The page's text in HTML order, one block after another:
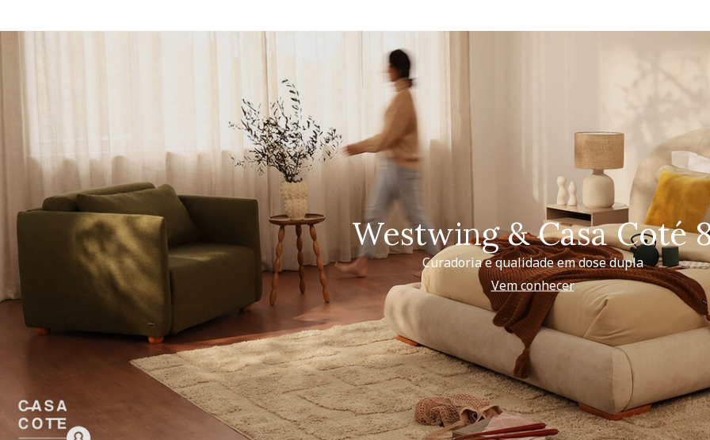
Westwing & Casa Coté
Curadoria e qualidade em dose dupla
Vem conhecer